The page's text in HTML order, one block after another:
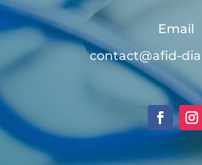
Email
contact@afid-